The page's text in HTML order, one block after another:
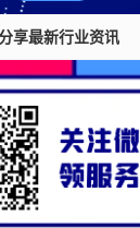
享最新行业资讯